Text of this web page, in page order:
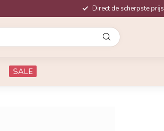
Direct de scherpste prijs
SALE